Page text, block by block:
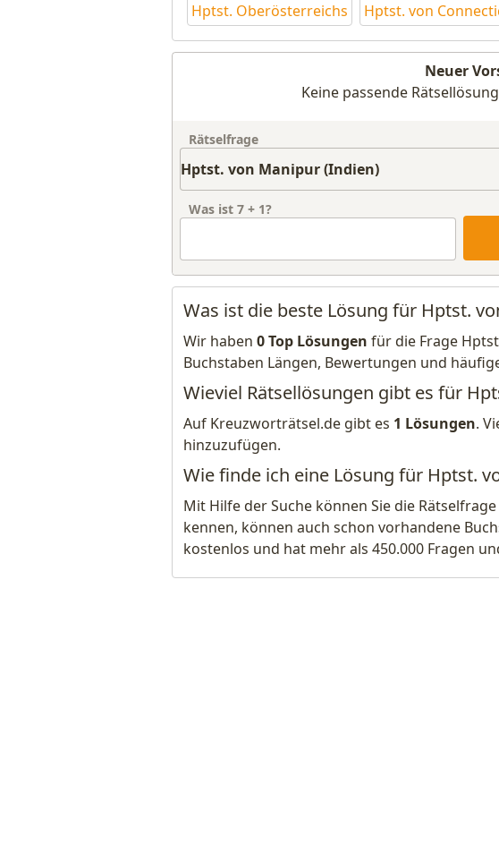
Hptst. Oberösterreichs Hptst. von
Neuer
Keine passende
Rätselfrage
Was ist 7 + 1?
Was ist die beste Lösung für Hptst.
Wir haben 0 Top Lösungen für die Frage
Buchstaben Längen, Bewertungen und
Wieviel Rätsellösungen gibt es für
Auf Kreuzworträtsel.de gibt es 1 Lösungen.
hinzuzufügen.
Wie finde ich eine Lösung für Hptst.
Mit Hilfe der Suche können Sie die
kennen, können auch schon vorhandene
kostenlos und hat mehr als 450.000 Fragen